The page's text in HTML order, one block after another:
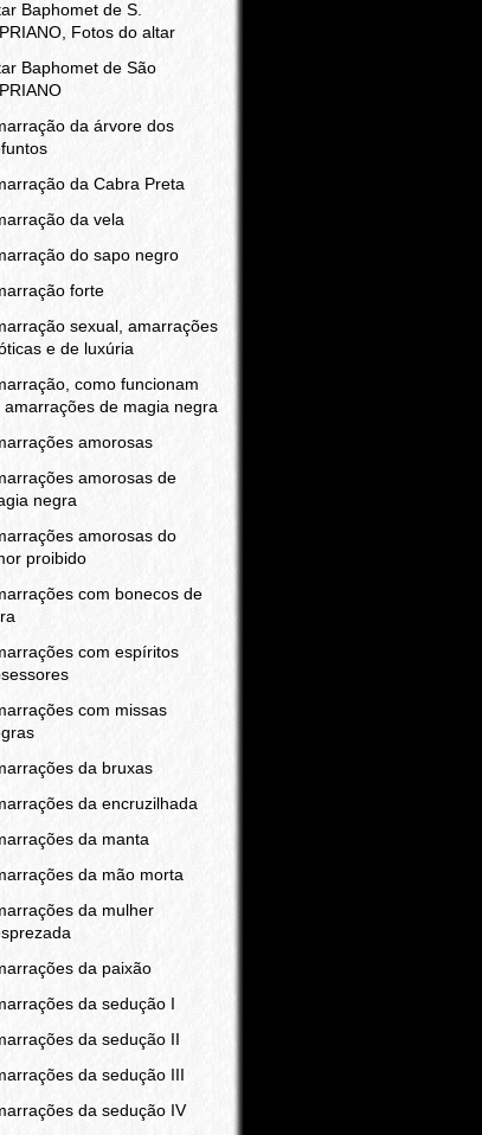
Baphomet de S.
Fotos do altar
Baphomet de São
da árvore dos
da Cabra Preta
da vela
do sapo negro
forte
sexual, amarrações
e de luxúria
como funcionam
amarrações de magia negra
amorosas
amorosas de
negra
amorosas do
proibido
com bonecos de
com espíritos
com missas
da bruxas
da encruzilhada
da manta
da mão morta
da mulher
da paixão
da sedução I
da sedução II
da sedução III
da sedução IV